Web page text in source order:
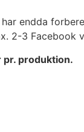
endda
2-3 Facebook
pr. produktion.